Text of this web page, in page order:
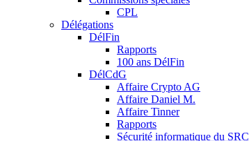
CPL
Délégations
DélFin
Rapports
100 ans DélFin
DélCdG
Affaire Crypto AG
Affaire Daniel M.
Affaire Tinner
Rapports
Sécurité informatique du SRC